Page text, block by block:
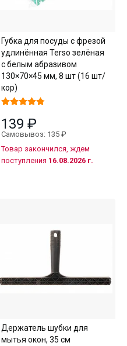
Губка для посуды с фрезой
удлинённая Terso зелёная
с белым абразивом
130×70×45 мм, 8 шт (16 шт/
кор)
139 ₽
Самовывоз: 135 ₽
Товар закончился, ждем
поступления 16.08.2026 г.
Держатель шубки для
мытья окон, 35 см